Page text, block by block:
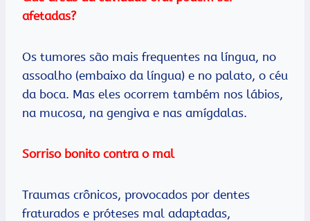
afetadas?
Os tumores são mais frequentes na língua, no
assoalho (embaixo da língua) e no palato, o céu
da boca. Mas eles ocorrem também nos lábios,
na mucosa, na gengiva e nas amígdalas.
Sorriso bonito contra o mal
Traumas crônicos, provocados por dentes
fraturados e próteses mal adaptadas,